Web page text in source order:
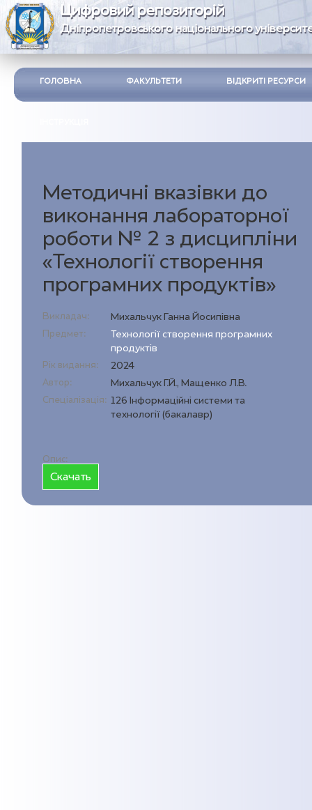
Цифровий репозиторій
Дніпропетровського національного
ГОЛОВНА ФАКУЛЬТЕТИ ВІДКРИТІ РЕСУРСИ
Методичні вказівки до
виконання лабораторної
роботи № 2 з дисципліни
«Технології створення
програмних продуктів»
Викладач: Михальчук Ганна Йосипівна
Предмет:
Технології створення програмних
продуктів
Рік видання: 2024
Автор: Михальчук Г.Й., Мащенко Л.В.
Спеціалізація: 126 Інформаційні системи та
технології (бакалавр)
Опис:
Cкачать